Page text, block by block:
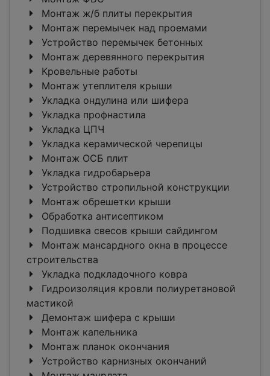
Монтаж ж/б плиты перекрытия
Монтаж перемычек над проемами
Устройство перемычек бетонных
Монтаж деревянного перекрытия
Кровельные работы
Монтаж утеплителя крыши
Укладка ондулина или шифера
Укладка профнастила
Укладка ЦПЧ
Укладка керамической черепицы
Монтаж ОСБ плит
Укладка гидробарьера
Устройство стропильной конструкции
Монтаж обрешетки крыши
Обработка антисептиком
Подшивка свесов крыши сайдингом
Монтаж мансардного окна в процессе
строительства
Укладка подкладочного ковра
Гидроизоляция кровли полиуретановой
мастикой
Демонтаж шифера с крыши
Монтаж капельника
Монтаж планок окончания
Устройство карнизных окончаний